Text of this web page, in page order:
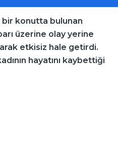
konutta bulunan
üzerine olay yerine
etkisiz hale getirdi.
hayatını kaybettiği